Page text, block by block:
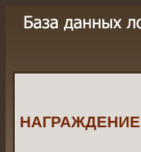
НАГРАЖДЕНИЕ